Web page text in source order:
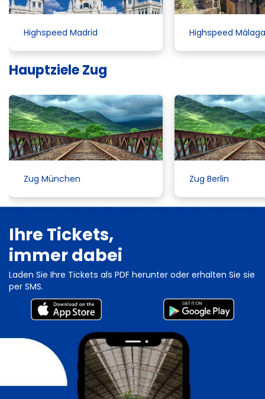
Highspeed Madrid Highspeed Málaga
Hauptziele Zug
Zug München Zug Berlin
Ihre Tickets,
immer dabei
Laden Sie Ihre Tickets als PDF herunter oder erhalten Sie sie
per SMS.